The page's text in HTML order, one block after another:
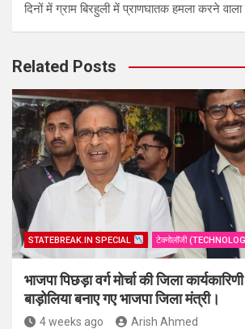
दिनों में ग्राम बिरहुली में प्राणघातक हमला करने वाला
Related Posts
STATEBREAK.IN SPECIAL टेक्नोलॉजी
भाजपा पिछड़ा वर्ग मोर्चा की जिला
बाड़ोलिया बनाए गए भाजपा जिला मंत्री।
4 weeks ago Arish Ahmed